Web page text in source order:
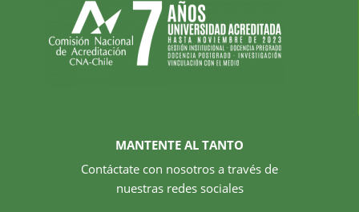
MANTENTE AL TANTO
Contáctate con nosotros a través de
nuestras redes sociales